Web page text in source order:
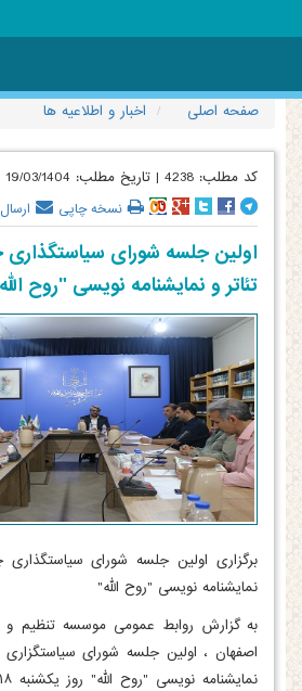
صفحه اصلی
اخبار و اطلاعیه ها
کد مطلب: 4238
| تاریخ مطلب: 19/03/1404
نسخه چاپی
اولین جلسه شورای سیاستگذاری
تئاتر و نمایشنامه نویسی "روح
برگزاری اولین جلسه شورای سیاستگذاری
نمایشنامه نویسی "روح الله"
به گزارش روابط عمومی موسسه تنظیم و
اصفهان ، اولین جلسه شورای سیاستگزاری